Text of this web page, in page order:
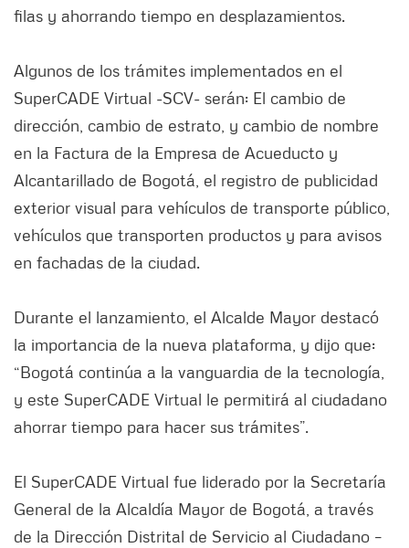
filas y ahorrando tiempo en desplazamientos.
Algunos de los trámites implementados en el
SuperCADE Virtual -SCV- serán: El cambio de
dirección, cambio de estrato, y cambio de nombre
en la Factura de la Empresa de Acueducto y
Alcantarillado de Bogotá, el registro de publicidad
exterior visual para vehículos de transporte público,
vehículos que transporten productos y para avisos
en fachadas de la ciudad.
Durante el lanzamiento, el Alcalde Mayor destacó
la importancia de la nueva plataforma, y dijo que:
“Bogotá continúa a la vanguardia de la tecnología,
y este SuperCADE Virtual le permitirá al ciudadano
ahorrar tiempo para hacer sus trámites”.
El SuperCADE Virtual fue liderado por la Secretaría
General de la Alcaldía Mayor de Bogotá, a través
de la Dirección Distrital de Servicio al Ciudadano –